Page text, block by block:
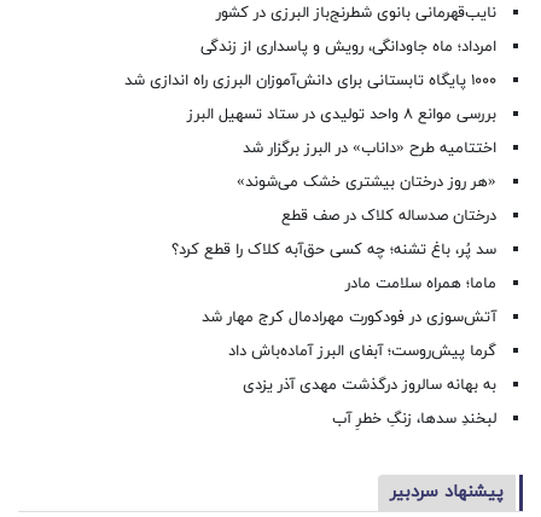
نایب‌قهرمانی بانوی شطرنج‌باز البرزی در کشور
امرداد؛ ماه جاودانگی، رویش و پاسداری از زندگی
۱۰۰۰ پایگاه تابستانی برای دانش‌آموزان البرزی راه اندازی شد
بررسی موانع ۸ واحد تولیدی در ستاد تسهیل البرز
اختتامیه طرح «داناب» در البرز برگزار شد
«هر روز درختان بیشتری خشک می‌شوند»
درختان صدساله کلاک در صف قطع
سد پُر، باغ تشنه؛ چه کسی حق‌آبه کلاک را قطع کرد؟
ماما؛ همراه سلامت مادر
آتش‌سوزی در فودکورت مهرادمال کرج مهار شد
گرما پیش‌روست؛ آبفای البرز آماده‌باش داد
به بهانه سالروز درگذشت مهدی آذر یزدی
لبخندِ سدها، زنگِ خطرِ آب
پیشنهاد سردبیر